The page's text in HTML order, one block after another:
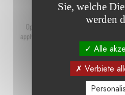
Sie, welche
werden
Alle
Verbiete